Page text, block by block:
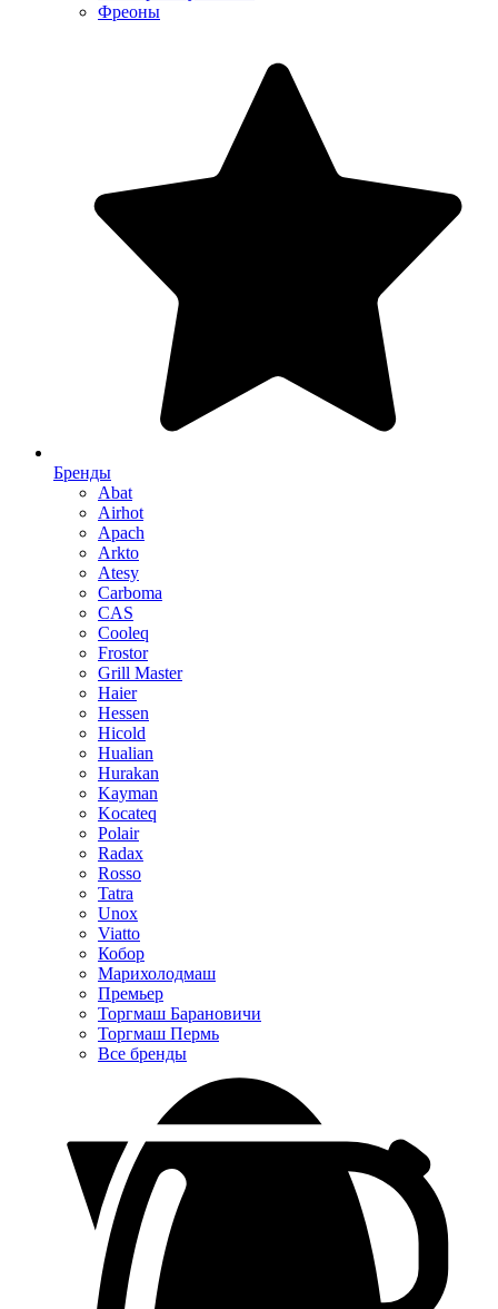
Фреоны
Бренды
Abat
Airhot
Apach
Arkto
Atesy
Carboma
CAS
Cooleq
Frostor
Grill Master
Haier
Hessen
Hicold
Hualian
Hurakan
Kayman
Kocateq
Polair
Radax
Rosso
Tatra
Unox
Viatto
Кобор
Марихолодмаш
Премьер
Торгмаш Барановичи
Торгмаш Пермь
Все бренды